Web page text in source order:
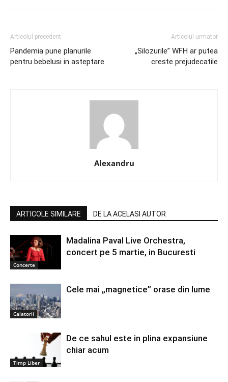
Articolul precedent
Pandemia pune planurile
pentru bebelusi in asteptare
Articolul urmator
„Silozurile” WFH ar putea
creste prejudecatile
Alexandru
ARTICOLE SIMILARE DE LA ACELASI AUTOR
Concerte
Madalina Paval Live Orchestra,
concert pe 5 martie, in Bucuresti
Calatorii
Cele mai „magnetice” orase din lume
Timp Liber
De ce sahul este in plina expansiune
chiar acum